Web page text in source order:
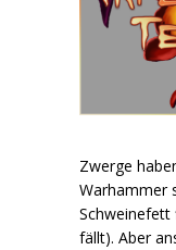
Zwerge
Warhammer
Schweinefett
fällt). Aber